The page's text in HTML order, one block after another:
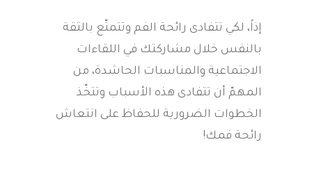
إذاً، لكي تتفادى رائحة الفم وتتمتّع بالثقة
بالنفس خلال مشاركتك في اللقاءات
الاجتماعية والمناسبات الحاشدة، من
المهمّ أن تتفادى هذه الأسباب وتتخّذ
الخطوات الضرورية للحفاظ على انتعاش
رائحة فمك!